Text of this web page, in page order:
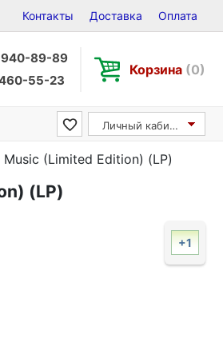
Контакты Доставка Оплата
940-89-89
55-23
Корзина (0)
Личный кабинет
(Limited Edition) (LP)
(LP)
+1